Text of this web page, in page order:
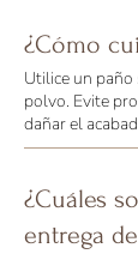
¿Cómo
Utilice un paño
polvo. Evite
dañar el
¿Cuáles
entrega